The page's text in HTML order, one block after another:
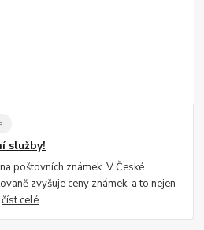
služby!
poštovních známek. V České
zvyšuje ceny známek, a to nejen
číst celé